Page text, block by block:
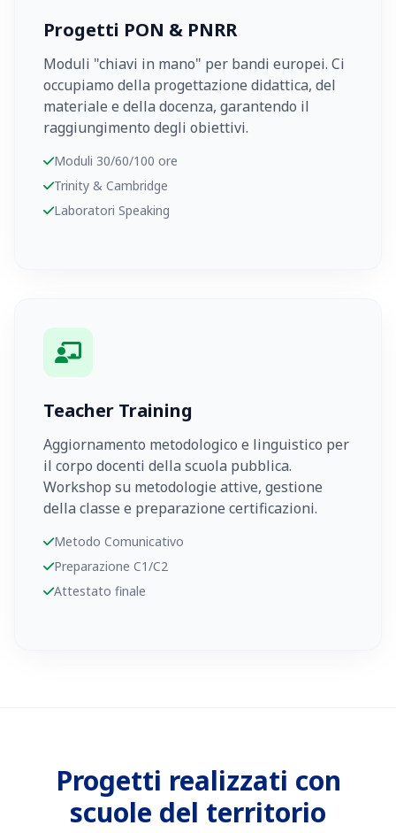
Progetti PON & PNRR
Moduli "chiavi in mano" per bandi europei. Ci
occupiamo della progettazione didattica, del
materiale e della docenza, garantendo il
raggiungimento degli obiettivi.
Moduli 30/60/100 ore
Trinity & Cambridge
Laboratori Speaking
Teacher Training
Aggiornamento metodologico e linguistico per
il corpo docenti della scuola pubblica.
Workshop su metodologie attive, gestione
della classe e preparazione certificazioni.
Metodo Comunicativo
Preparazione C1/C2
Attestato finale
Progetti realizzati con
scuole del territorio